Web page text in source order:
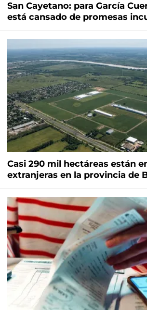
San Cayetano: para García
está cansado de promesas
Casi 290 mil hectáreas están
extranjeras en la provincia de